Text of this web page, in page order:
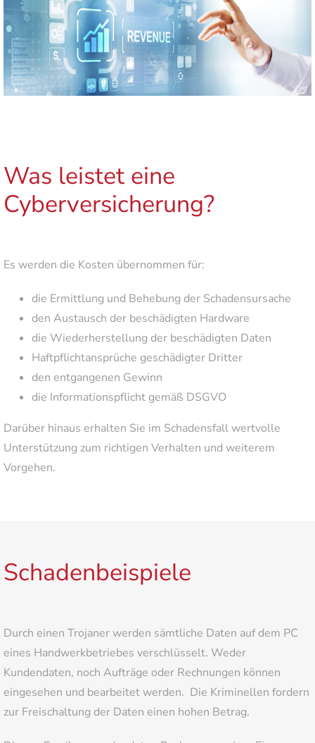
Was leistet eine
Cyberversicherung?
Es werden die Kosten übernommen für:
die Ermittlung und Behebung der Schadensursache
den Austausch der beschädigten Hardware
die Wiederherstellung der beschädigten Daten
Haftpflichtansprüche geschädigter Dritter
den entgangenen Gewinn
die Informationspflicht gemäß DSGVO
Darüber hinaus erhalten Sie im Schadensfall wertvolle
Unterstützung zum richtigen Verhalten und weiterem
Vorgehen.
Schadenbeispiele
Durch einen Trojaner werden sämtliche Daten auf dem PC
eines Handwerkbetriebes verschlüsselt. Weder
Kundendaten, noch Aufträge oder Rechnungen können
eingesehen und bearbeitet werden. Die Kriminellen fordern
zur Freischaltung der Daten einen hohen Betrag.